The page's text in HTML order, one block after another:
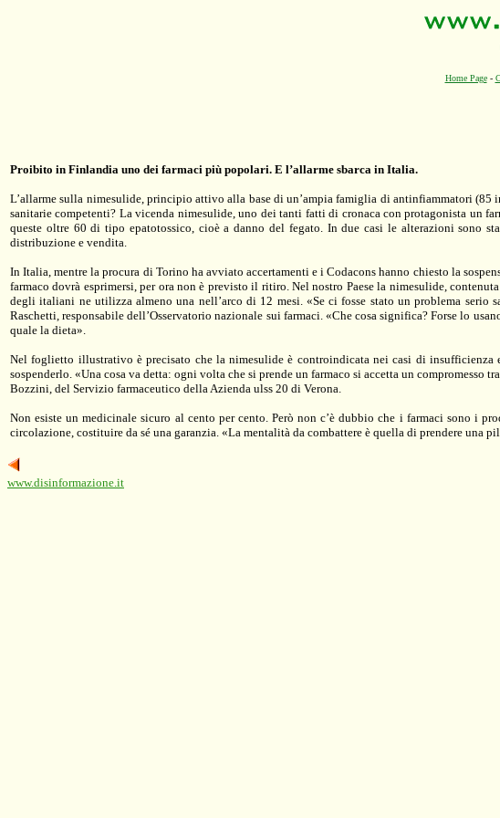
Home Page-
Proibito in Finlandia uno dei farmaci più popolari. E l’allarme sbarca in Italia.
L’allarme sulla nimesulide, principio attivo alla base di un’ampia famiglia di antinfiammatori (85
sanitarie competenti? La vicenda nimesulide, uno dei tanti fatti di cronaca con protagonista un
queste oltre 60 di tipo epatotossico, cioè a danno del fegato. In due casi le alterazioni sono
distribuzione e vendita.
In Italia, mentre la procura di Torino ha avviato accertamenti e i Codacons hanno chiesto la
farmaco dovrà esprimersi, per ora non è previsto il ritiro. Nel nostro Paese la nimesulide,
degli italiani ne utilizza almeno una nell’arco di 12 mesi. «Se ci fosse stato un problema
Raschetti, responsabile dell’Osservatorio nazionale sui farmaci. «Che cosa significa? Forse lo
quale la dieta».
Nel foglietto illustrativo è precisato che la nimesulide è controindicata nei casi di insufficienza
sospenderlo. «Una cosa va detta: ogni volta che si prende un farmaco si accetta un
Bozzini, del Servizio farmaceutico della Azienda ulss 20 di Verona.
Non esiste un medicinale sicuro al cento per cento. Però non c’è dubbio che i farmaci sono
circolazione, costituire da sé una garanzia. «La mentalità da combattere è quella di prendere
www.disinformazione.it